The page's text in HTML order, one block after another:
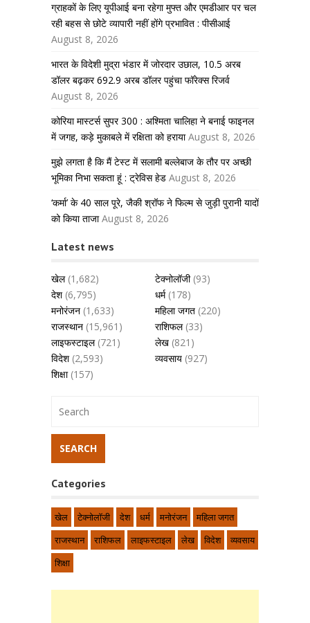
ग्राहकों के लिए यूपीआई बना रहेगा मुफ्त और एमडीआर पर चल
रही बहस से छोटे व्यापारी नहीं होंगे प्रभावित : पीसीआई
August 8, 2026
भारत के विदेशी मुद्रा भंडार में जोरदार उछाल, 10.5 अरब
डॉलर बढ़कर 692.9 अरब डॉलर पहुंचा फॉरेक्स रिजर्व
August 8, 2026
कोरिया मास्टर्स सुपर 300 : अश्मिता चालिहा ने बनाई फाइनल
में जगह, कड़े मुकाबले में रक्षिता को हराया August 8, 2026
मुझे लगता है कि मैं टेस्ट में सलामी बल्लेबाज के तौर पर अच्छी
भूमिका निभा सकता हूं : ट्रेविस हेड August 8, 2026
‘कर्मा’ के 40 साल पूरे, जैकी श्रॉफ ने फिल्म से जुड़ी पुरानी यादों
को किया ताजा August 8, 2026
Latest news
खेल(1,682) टेक्नोलॉजी(93)
देश(6,795) धर्म(178)
मनोरंजन (1,633) महिला जगत (220)
राजस्थान (15,961) राशिफल(33)
लाइफस्टाइल(721) लेख (821)
विदेश(2,593) व्यवसाय (927)
शिक्षा(157)
Categories
खेल टेक्नोलॉजी देश धर्म मनोरंजन
महिला जगत
राजस्थान
राशिफल लाइफस्टाइल लेख विदेश
व्यवसाय
शिक्षा